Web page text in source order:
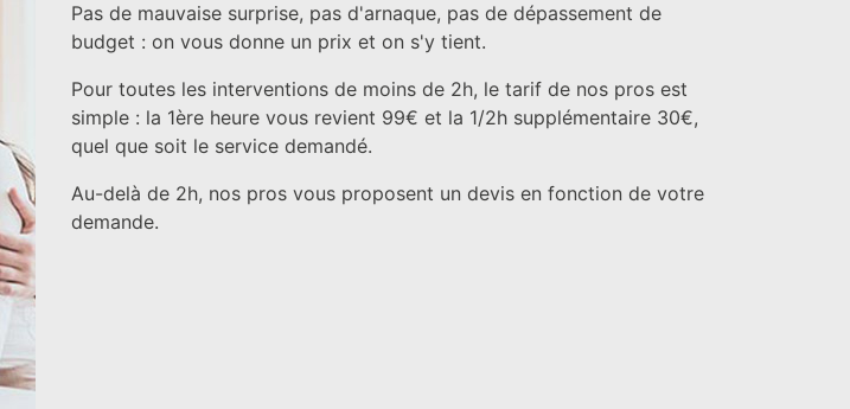
Pas de mauvaise surprise, pas d'arnaque, pas de dépassement de
budget : on vous donne un prix et on s'y tient.
Pour toutes les interventions de moins de 2h, le tarif de nos pros est
simple : la 1ère heure vous revient 99€ et la 1/2h supplémentaire 30€,
quel que soit le service demandé.
Au-delà de 2h, nos pros vous proposent un devis en fonction de votre
demande.